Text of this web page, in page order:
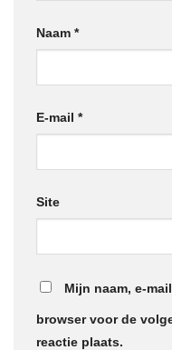
Naam *
E-mail *
Site
Mijn naam, e-
browser voor de
reactie plaats.